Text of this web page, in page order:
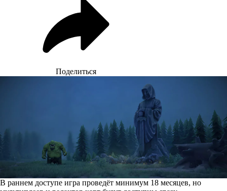
Поделиться
В раннем доступе игра проведёт минимум 18 месяцев, но